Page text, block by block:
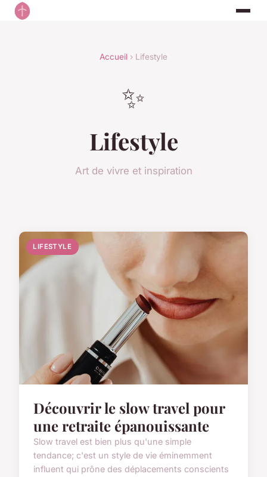
Accueil › Lifestyle
✨
Lifestyle
Art de vivre et inspiration
LIFESTYLE
Découvrir le slow travel pour
une retraite épanouissante
Slow travel est bien plus qu'une simple
tendance; c'est un style de vie éminemment
influent qui prône des déplacements conscients